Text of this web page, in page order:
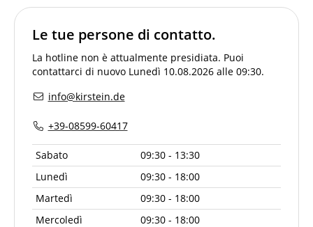
Le tue persone di contatto.
La hotline non è attualmente presidiata. Puoi
contattarci di nuovo Lunedì 10.08.2026 alle 09:30.
info@kirstein.de
+39-08599-60417
Sabato
09:30 - 13:30
Lunedì
09:30 - 18:00
Martedì
09:30 - 18:00
Mercoledì
09:30 - 18:00